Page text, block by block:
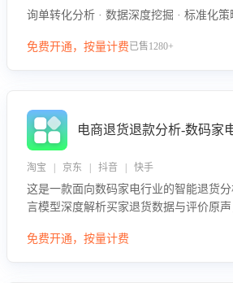
询单转化分析 · 数据深度挖掘 · 标准化策
免费开通，按量计费已售1280+
电商退货退款分析-数码家
淘宝 | 京东 | 抖音 | 快手
这是一款面向数码家电行业的智能退货
言模型深度解析买家退货数据与评价原
改进建议，通过挖掘用户痛点驱动产品迭
免费开通，按量计费